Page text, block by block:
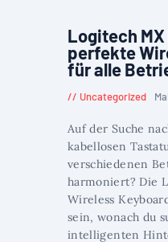
Logitech MX
perfekte
für alle
Uncategorized
Auf der Suche
kabellosen
verschiedenen
harmoniert? Die
Wireless
sein, wonach du
intelligenten